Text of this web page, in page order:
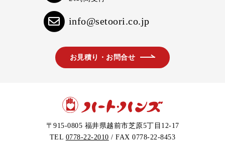
info@setoori.co.jp
お見積り・お問合せ
〒915-0805 福井県越前市芝原5丁目12-17
TEL 0778-22-2010 /FAX 0778-22-8453